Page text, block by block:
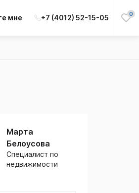
мне +7 (4012) 52-15-05 0
Марта
Белоусова
Специалист по
недвижимости